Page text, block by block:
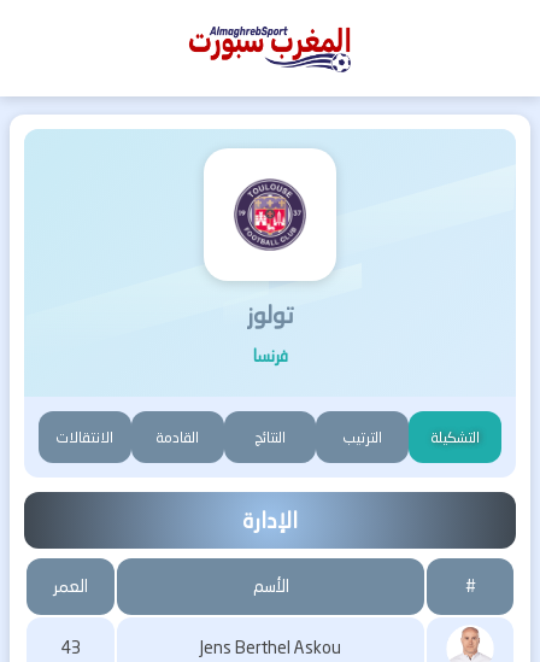
المغرب
تولوز
فرنسا
التشكيلة الترتيب النتائج القادمة الانتقالات
الإدارة
# الأسم العمر
Jens Berthel Askou
43